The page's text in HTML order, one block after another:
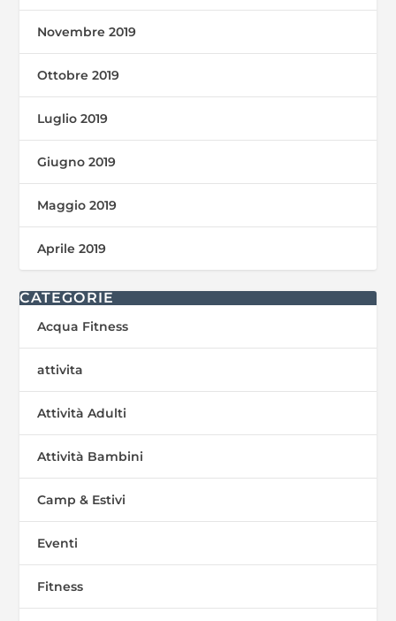
Novembre 2019
Ottobre 2019
Luglio 2019
Giugno 2019
Maggio 2019
Aprile 2019
CATEGORIE
Acqua Fitness
attivita
Attività Adulti
Attività Bambini
Camp & Estivi
Eventi
Fitness